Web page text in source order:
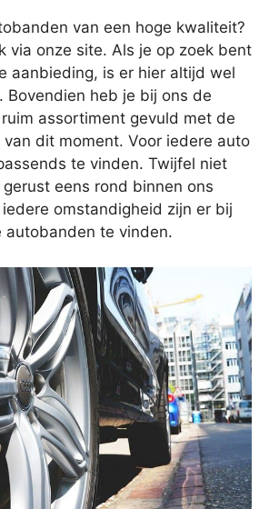
van een hoge kwaliteit?
via onze site. Als je op zoek bent
aanbieding, is er hier altijd wel
Bovendien heb je bij ons de
assortiment gevuld met de
dit moment. Voor iedere auto
te vinden. Twijfel niet
gerust eens rond binnen ons
omstandigheid zijn er bij
autobanden te vinden.